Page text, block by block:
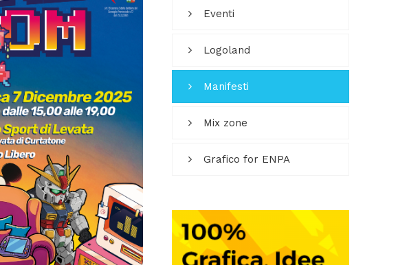
Eventi
Logoland
Manifesti
Mix zone
Grafico for ENPA